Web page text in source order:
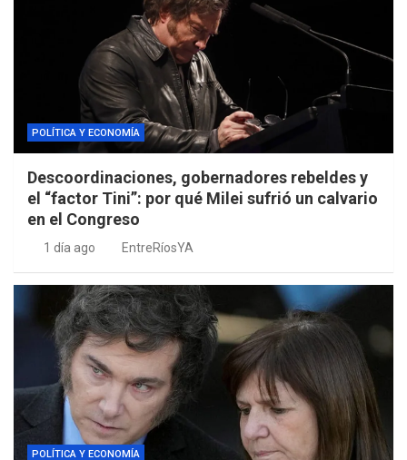
POLÍTICA Y ECONOMÍA
Descoordinaciones, gobernadores rebeldes y
el “factor Tini”: por qué Milei sufrió un calvario
en el Congreso
1 día ago EntreRíosYA
POLÍTICA Y ECONOMÍA